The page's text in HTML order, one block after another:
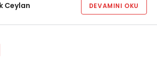
Ceylan DEVAMINI OKU